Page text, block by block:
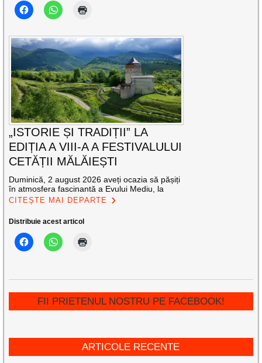
„ISTORIE ȘI TRADIȚII” LA
EDIȚIA A VIII-A A FESTIVALULUI
CETĂȚII MĂLĂIEȘTI
Duminică, 2 august 2026 aveți ocazia să pășiți
în atmosfera fascinantă a Evului Mediu, la
CITEȘTE MAI DEPARTE
Distribuie acest articol
FII PRIETENUL NOSTRU PE FACEBOOK!
ARTICOLE RECENTE